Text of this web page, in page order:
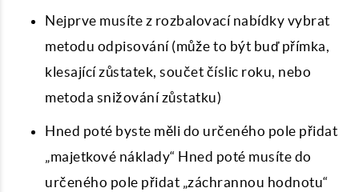
Nejprve musíte z rozbalovací nabídky vybrat
metodu odpisování (může to být buď přímka,
klesající zůstatek, součet číslic roku, nebo
metoda snižování zůstatku)
Hned poté byste měli do určeného pole přidat
„majetkové náklady“ Hned poté musíte do
určeného pole přidat „záchrannou hodnotu“